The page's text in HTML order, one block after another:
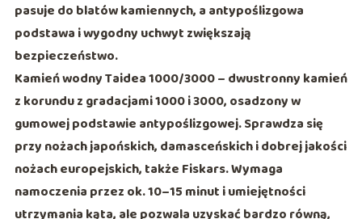
pasuje do blatów kamiennych, a antypoślizgowa
podstawa i wygodny uchwyt zwiększają
bezpieczeństwo.
Kamień wodny Taidea 1000/3000– dwustronny kamień
z korundu z gradacjami1000i3000, osadzony w
gumowej podstawie antypoślizgowej. Sprawdza się
przy nożach japońskich, damasceńskich i dobrej jakości
nożach europejskich, także Fiskars. Wymaga
namoczenia przez ok. 10–15 minut i umiejętności
utrzymania kąta, ale pozwala uzyskać bardzo równą,